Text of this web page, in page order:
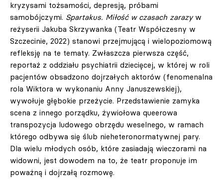
kryzysami tożsamości, depresją, próbami
samobójczymi. Spartakus. Miłość w czasach zarazyw
reżyserii Jakuba Skrzywanka (Teatr Współczesny w
Szczecinie, 2022) stanowi przejmującą i wielopoziomową
refleksję na te tematy. Zwłaszcza pierwsza część,
reportaż z oddziału psychiatrii dziecięcej, w której w roli
pacjentów obsadzono dojrzałych aktorów (fenomenalna
rola Wiktora w wykonaniu Anny Januszewskiej),
wywołuje głębokie przeżycie. Przedstawienie zamyka
scena z innego porządku, żywiołowa queerowa
transpozycja ludowego obrzędu weselnego, w ramach
którego odbywa się ślub nieheteronormatywnej pary.
Dla wielu młodych osób, które zasiadają wieczorami na
widowni, jest dowodem na to, że teatr proponuje im
poważną i dojrzałą rozmowę.